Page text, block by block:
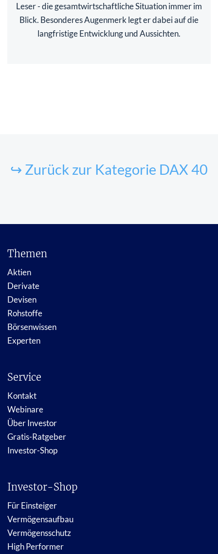
Leser - die gesamtwirtschaftliche Situation immer im
Blick. Besonderes Augenmerk legt er dabei auf die
langfristige Entwicklung und Aussichten.
↪ Zurück zur Kategorie DAX 40
Themen
Aktien
Derivate
Devisen
Rohstoffe
Börsenwissen
Experten
Service
Kontakt
Webinare
Über Investor
Gratis-Ratgeber
Investor-Shop
Investor-Shop
Für Einsteiger
Vermögensaufbau
Vermögensschutz
High Performer